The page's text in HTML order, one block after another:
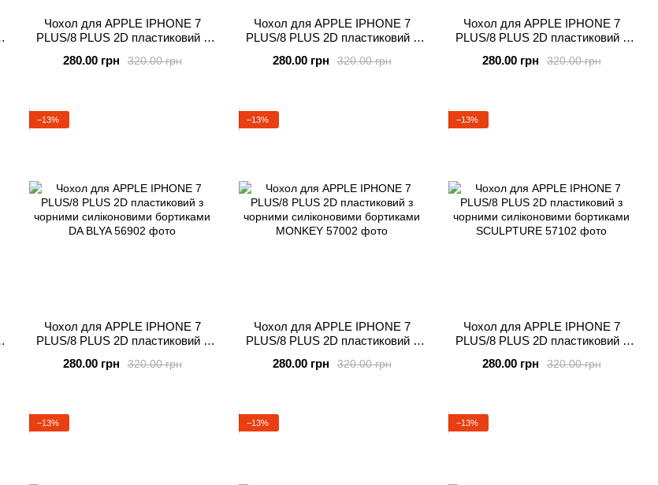
Чохол для APPLE IPHONE 7
PLUS/8 PLUS 2D пластиковий з
MONO CAT320.00 грн
280.00 грн
Чохол для APPLE IPHONE 7
PLUS/8 PLUS 2D пластиковий з
GTA320.00 грн
280.00 грн
Чохол для APPLE IPHONE 7
PLUS/8 PLUS 2D пластиковий з
MAN320.00 грн
280.00 грн
−13%
Чохол для APPLE IPHONE 7
PLUS/8 PLUS 2D пластиковий з
DA BLYA320.00 грн
280.00 грн
−13%
Чохол для APPLE IPHONE 7
PLUS/8 PLUS 2D пластиковий з
MONKEY320.00 грн
280.00 грн
−13%
Чохол для APPLE IPHONE 7
PLUS/8 PLUS 2D пластиковий з
SCULPTURE
320.00 грн
280.00 грн
−13% −13% −13%